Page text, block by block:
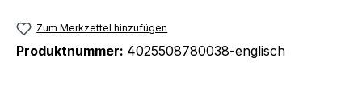
Zum Merkzettel hinzufügen
Produktnummer: 4025508780038-englisch